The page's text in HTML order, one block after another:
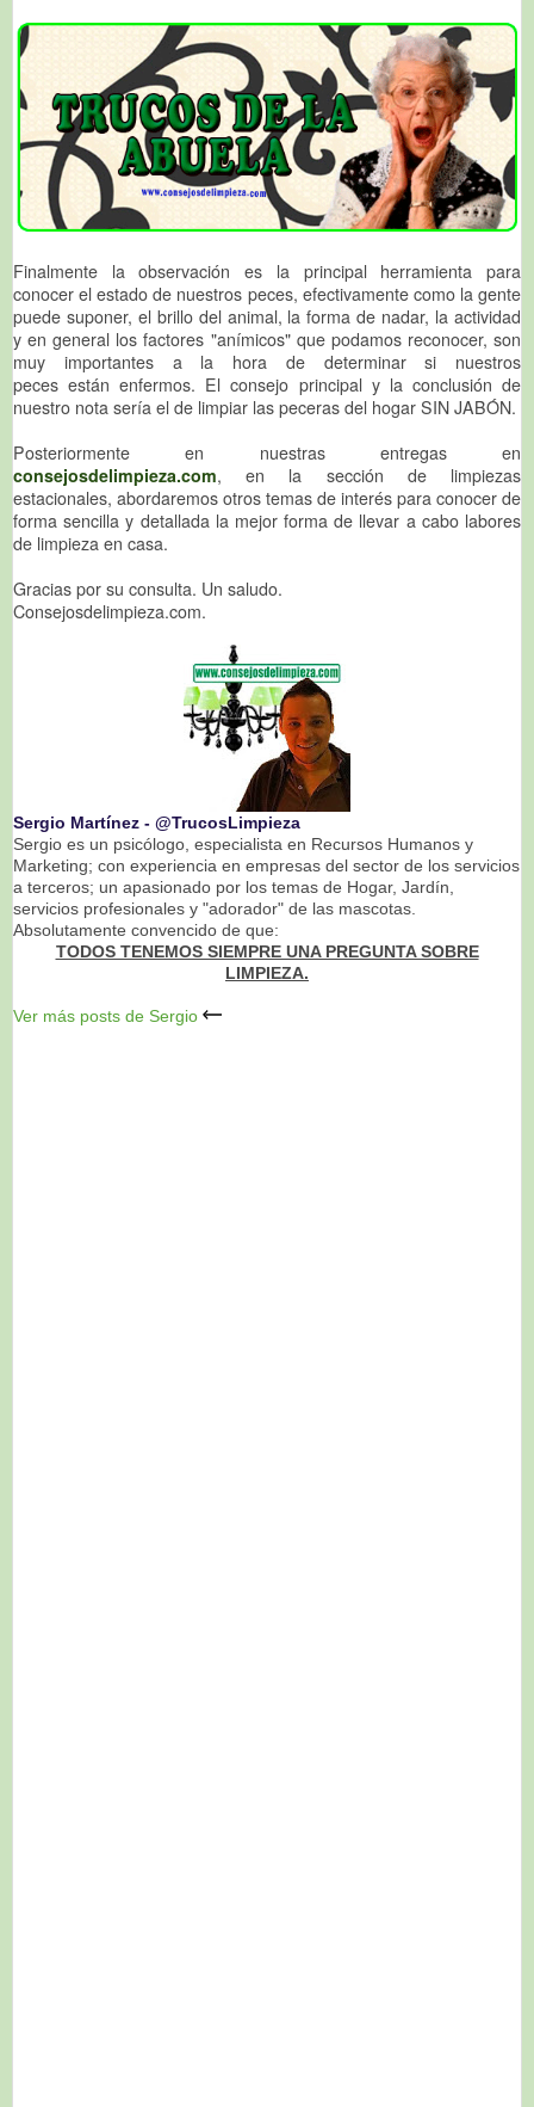
Finalmente la observación es la principal herramienta para
conocer el estado de nuestros peces, efectivamente como la gente
puede suponer, el brillo del animal, la forma de nadar, la actividad
y en general los factores "anímicos" que podamos reconocer, son
muy importantes a la hora de determinar si nuestros
peces están enfermos. El consejo principal y la conclusión de
nuestro nota sería el de limpiar las peceras del hogar SIN JABÓN.
Posteriormente en nuestras entregas en
consejosdelimpieza.com, en la sección de limpiezas
estacionales, abordaremos otros temas de interés para conocer de
forma sencilla y detallada la mejor forma de llevar a cabo labores
de limpieza en casa.
Gracias por su consulta. Un saludo.
Consejosdelimpieza.com.
Sergio Martínez ‐ @TrucosLimpieza
Sergio es un psicólogo, especialista en Recursos Humanos y
Marketing; con experiencia en empresas del sector de los servicios
a terceros; un apasionado por los temas de Hogar, Jardín,
servicios profesionales y "adorador" de las mascotas.
Absolutamente convencido de que:
TODOS TENEMOS SIEMPRE UNA PREGUNTA SOBRE
LIMPIEZA.
Ver más posts de Sergio